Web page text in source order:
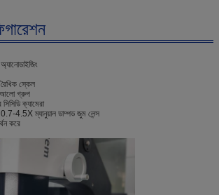
স্কেল
আলো গ্রুপ
ক্যামেরা
4.5X ম্যানুয়াল ডাম্পড জুম লেন্স
করে